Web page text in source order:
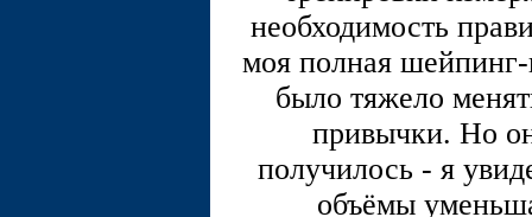
необходимость
моя полная
было тяжело
привычки. Но
получилось - я
объёмы